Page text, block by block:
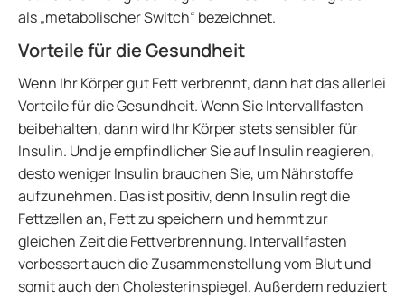
als „metabolischer Switch“ bezeichnet.
Vorteile für die Gesundheit
Wenn Ihr Körper gut Fett verbrennt, dann hat das allerlei
Vorteile für die Gesundheit. Wenn Sie Intervallfasten
beibehalten, dann wird Ihr Körper stets sensibler für
Insulin. Und je empfindlicher Sie auf Insulin reagieren,
desto weniger Insulin brauchen Sie, um Nährstoffe
aufzunehmen. Das ist positiv, denn Insulin regt die
Fettzellen an, Fett zu speichern und hemmt zur
gleichen Zeit die Fettverbrennung. Intervallfasten
verbessert auch die Zusammenstellung vom Blut und
somit auch den Cholesterinspiegel. Außerdem reduziert